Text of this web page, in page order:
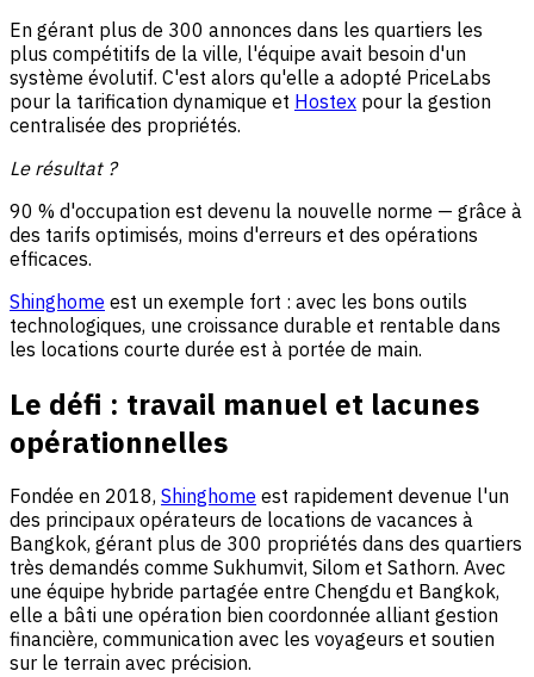
En gérant plus de 300 annonces dans les quartiers les
plus compétitifs de la ville, l'équipe avait besoin d'un
système évolutif. C'est alors qu'elle a adopté PriceLabs
pour la tarification dynamique et Hostex pour la gestion
centralisée des propriétés.
Le résultat ?
90 % d'occupation est devenu la nouvelle norme — grâce à
des tarifs optimisés, moins d'erreurs et des opérations
efficaces.
Shinghome est un exemple fort : avec les bons outils
technologiques, une croissance durable et rentable dans
les locations courte durée est à portée de main.
Le défi : travail manuel et lacunes
opérationnelles
Fondée en 2018, Shinghome est rapidement devenue l'un
des principaux opérateurs de locations de vacances à
Bangkok, gérant plus de 300 propriétés dans des quartiers
très demandés comme Sukhumvit, Silom et Sathorn. Avec
une équipe hybride partagée entre Chengdu et Bangkok,
elle a bâti une opération bien coordonnée alliant gestion
financière, communication avec les voyageurs et soutien
sur le terrain avec précision.